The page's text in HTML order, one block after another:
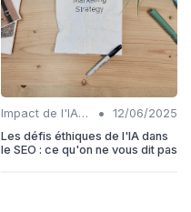
Impact de l'IA sur les rôles SEO •
12/06/2025
Les défis éthiques de l'IA dans
le SEO : ce qu'on ne vous dit pas